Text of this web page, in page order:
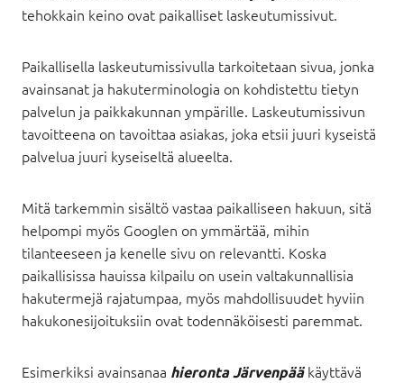
tehokkain keino ovat paikalliset laskeutumissivut.
Paikallisella laskeutumissivulla tarkoitetaan sivua, jonka
avainsanat ja hakuterminologia on kohdistettu tietyn
palvelun ja paikkakunnan ympärille. Laskeutumissivun
tavoitteena on tavoittaa asiakas, joka etsii juuri kyseistä
palvelua juuri kyseiseltä alueelta.
Mitä tarkemmin sisältö vastaa paikalliseen hakuun, sitä
helpompi myös Googlen on ymmärtää, mihin
tilanteeseen ja kenelle sivu on relevantti. Koska
paikallisissa hauissa kilpailu on usein valtakunnallisia
hakutermejä rajatumpaa, myös mahdollisuudet hyviin
hakukonesijoituksiin ovat todennäköisesti paremmat.
Esimerkiksi avainsanaa hieronta Järvenpääkäyttävä